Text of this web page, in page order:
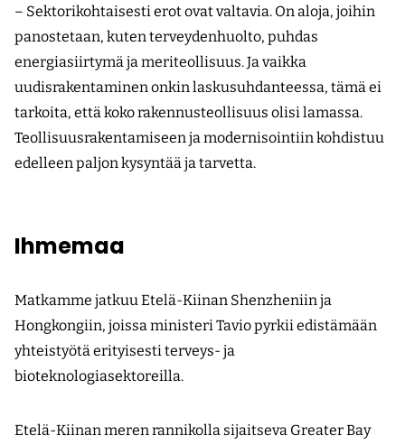
– Sektorikohtaisesti erot ovat valtavia. On aloja, joihin
panostetaan, kuten terveydenhuolto, puhdas
energiasiirtymä ja meriteollisuus. Ja vaikka
uudisrakentaminen onkin laskusuhdanteessa, tämä ei
tarkoita, että koko rakennusteollisuus olisi lamassa.
Teollisuusrakentamiseen ja modernisointiin kohdistuu
edelleen paljon kysyntää ja tarvetta.
Ihmemaa
Matkamme jatkuu Etelä-Kiinan Shenzheniin ja
Hongkongiin, joissa ministeri Tavio pyrkii edistämään
yhteistyötä erityisesti terveys- ja
bioteknologiasektoreilla.
Etelä-Kiinan meren rannikolla sijaitseva Greater Bay